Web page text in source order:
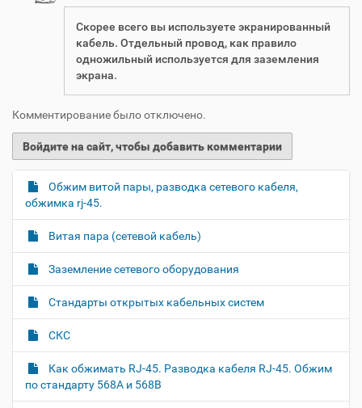
Скорее всего вы используете экранированный
кабель. Отдельный провод, как правило
одножильный используется для заземления
экрана.
Комментирование было отключено.
Н
а
в
и
г
а
ц
и
я
Обжим витой пары, разводка сетевого кабеля,
обжимка rj-45.
Витая пара (сетевой кабель)
Заземление сетевого оборудования
Стандарты открытых кабельных систем
СКС
Как обжимать RJ-45. Разводка кабеля RJ-45. Обжим
по стандарту 568A и 568B